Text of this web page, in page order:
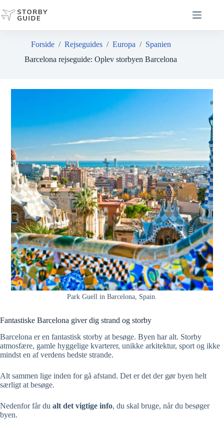
til
indhold
Forside/ Rejseguides/ Europa / Spanien
Barcelona rejseguide: Oplev storbyen Barcelona
Park Guell in Barcelona, Spain.
Fantastiske Barcelona giver dig strand og storby
Barcelona er en fantastisk storby at besøge. Byen har alt. Storby
atmosfære, gamle hyggelige kvarterer, unikke arkitektur, sport og ikke
mindst en af verdens bedste strande.
Alt sammen lige inden for gå afstand. Det er det der gør byen helt
særligt at besøge.
Nedenfor får du alt det vigtige info, du skal bruge, når du besøger
byen.